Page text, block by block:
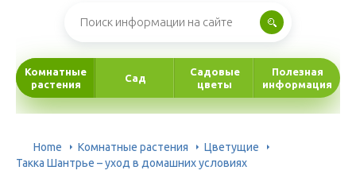
Комнатные
растения
Сад
Садовые
цветы
Полезная
информация
Home Комнатные растения
Цветущие
Такка Шантрье – уход в домашних условиях